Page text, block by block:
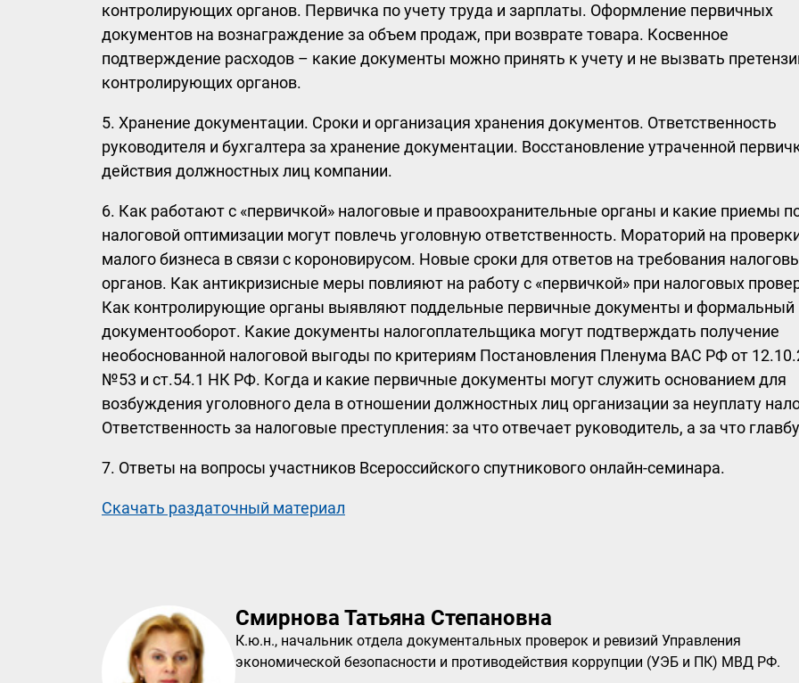
контролирующих органов. Первичка по учету труда и зарплаты. Оформление первичных
документов на вознаграждение за объем продаж, при возврате товара. Косвенное
подтверждение расходов – какие документы можно принять к учету и не вызвать
контролирующих органов.
5. Хранение документации. Сроки и организация хранения документов. Ответственность
руководителя и бухгалтера за хранение документации. Восстановление утраченной
действия должностных лиц компании.
6. Как работают с «первичкой» налоговые и правоохранительные органы и какие приемы
налоговой оптимизации могут повлечь уголовную ответственность. Мораторий на
малого бизнеса в связи с короновирусом. Новые сроки для ответов на требования
органов. Как антикризисные меры повлияют на работу с «первичкой» при налоговых
Как контролирующие органы выявляют поддельные первичные документы и формальный
документооборот. Какие документы налогоплательщика могут подтверждать получение
необоснованной налоговой выгоды по критериям Постановления Пленума ВАС РФ от
№53 и ст.54.1 НК РФ. Когда и какие первичные документы могут служить основанием для
возбуждения уголовного дела в отношении должностных лиц организации за неуплату
Ответственность за налоговые преступления: за что отвечает руководитель, а за что
7. Ответы на вопросы участников Всероссийского спутникового онлайн-семинара.
Скачать раздаточный материал
Смирнова Татьяна Степановна
К.ю.н., начальник отдела документальных проверок и ревизий Управления
экономической безопасности и противодействия коррупции (УЭБ и ПК) МВД РФ.